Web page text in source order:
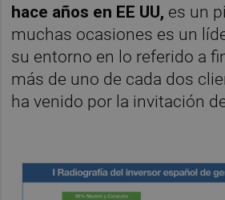
hace años en EE UU, es un
muchas ocasiones es un
su entorno en lo referido a
más de uno de cada dos
ha venido por la invitación